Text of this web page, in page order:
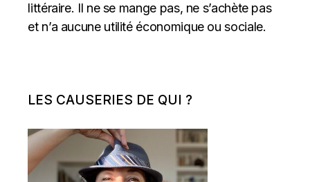
littéraire. Il ne se mange pas, ne s’achète pas
et n’a aucune utilité économique ou sociale.
LES CAUSERIES DE QUI ?